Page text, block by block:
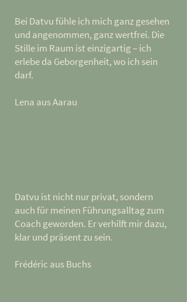
Bei Datvu fühle ich mich ganz gesehen
und angenommen, ganz wertfrei. Die
Stille im Raum ist einzigartig – ich
erlebe da Geborgenheit, wo ich sein
darf.
Lena aus Aarau
Datvu ist nicht nur privat, sondern
auch für meinen Führungsalltag zum
Coach geworden. Er verhilft mir dazu,
klar und präsent zu sein.
Frédéric aus Buchs